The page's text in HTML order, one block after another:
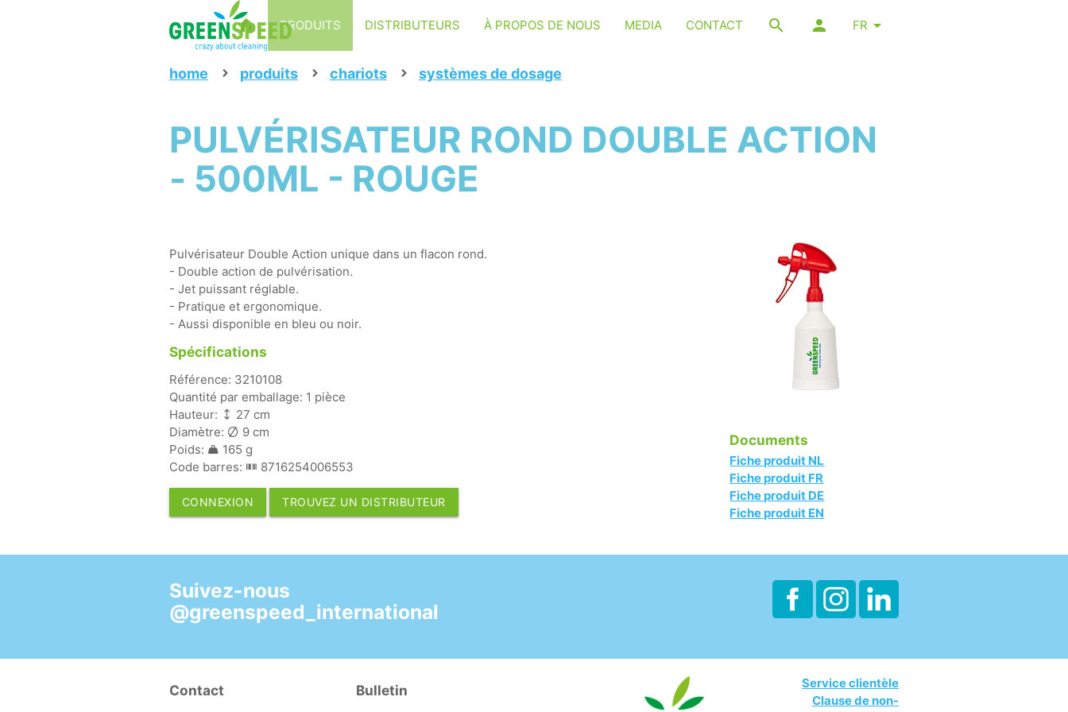
FR
PRODUITS DISTRIBUTEURS À PROPOS DE NOUS MEDIA CONTACT
home produits chariots systèmes de dosage
PULVÉRISATEUR ROND DOUBLE ACTION
- 500ML - ROUGE
Documents
Fiche produit NL
Fiche produit FR
Fiche produit DE
Fiche produit EN
Pulvérisateur Double Action unique dans un flacon rond.
- Double action de pulvérisation.
- Jet puissant réglable.
- Pratique et ergonomique.
- Aussi disponible en bleu ou noir.
Spécifications
Référence: 3210108
Quantité par emballage: 1 pièce
Hauteur:
27 cm
Diamètre:
9 cm
Poids:
165 g
Code barres:
8716254006553
CONNEXION TROUVEZ UN DISTRIBUTEUR
Suivez-nous
@greenspeed_international
Contact Bulletin
Service clientèle
Clause de non-